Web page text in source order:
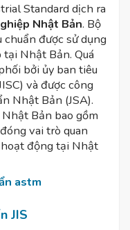
Standard dịch ra
Nhật Bản. Bộ
được sử dụng
Nhật Bản. Quá
bởi ủy ban tiêu
và được công
Nhật Bản (JSA).
Bản bao gồm
vai trò quan
động tại Nhật
astm
JIS